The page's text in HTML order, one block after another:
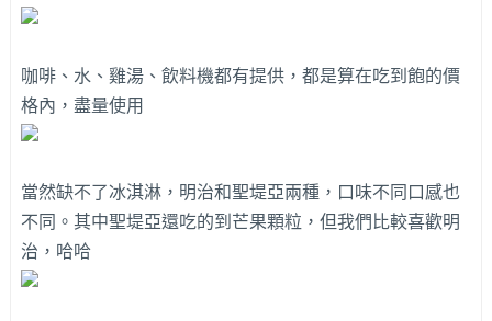
咖啡、水、雞湯、飲料機都有提供，都是算在吃到飽的價
格內，盡量使用
當然缺不了冰淇淋，明治和聖堤亞兩種，口味不同口感也
不同。其中聖堤亞還吃的到芒果顆粒，但我們比較喜歡明
治，哈哈